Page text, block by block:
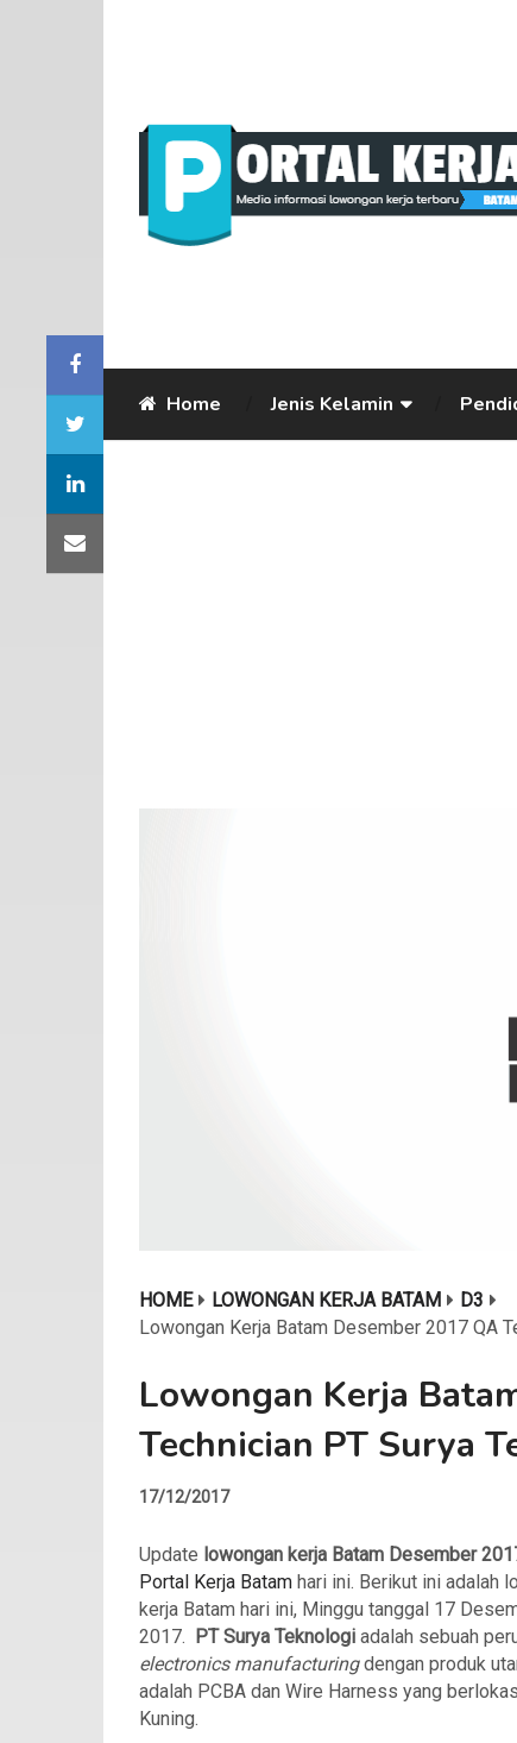
Home Jenis Kelamin
HOME LOWONGAN KERJA BATAM
D3
Lowongan Kerja Batam Desember 2017 QA
Lowongan Kerja
Technician PT Surya
17/12/2017
Update lowongan kerja Batam Desember
Portal Kerja Batam hari ini. Berikut ini adalah
kerja Batam hari ini, Minggu tanggal 17
2017. PT Surya Teknologi adalah sebuah
electronics manufacturingdengan produk
adalah PCBA dan Wire Harness yang
Kuning.